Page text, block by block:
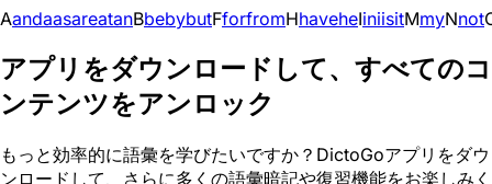
AandaasareatanBbebybutFforfromHhaveheIiniisitMmyNnot
アプリをダウンロードして、すべてのコ
ンテンツをアンロック
もっと効率的に語彙を学びたいですか？DictoGoアプリをダウ
ンロードして、さらに多くの語彙暗記や復習機能をお楽しみく